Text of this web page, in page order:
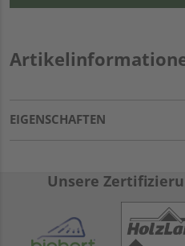
EIGENSCHAFTEN
Unsere